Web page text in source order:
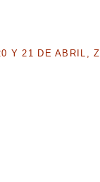
Y 21 DE ABRIL,